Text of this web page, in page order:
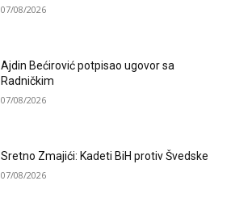
07/08/2026
Ajdin Bećirović potpisao ugovor sa
Radničkim
07/08/2026
Sretno Zmajići: Kadeti BiH protiv Švedske
07/08/2026